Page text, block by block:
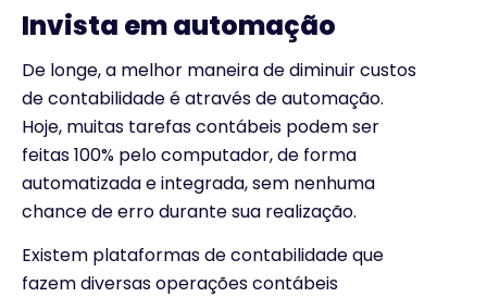
Invista em automação
De longe, a melhor maneira de diminuir custos
de contabilidade é através de automação.
Hoje, muitas tarefas contábeis podem ser
feitas 100% pelo computador, de forma
automatizada e integrada, sem nenhuma
chance de erro durante sua realização.
Existem plataformas de contabilidade que
fazem diversas operações contábeis